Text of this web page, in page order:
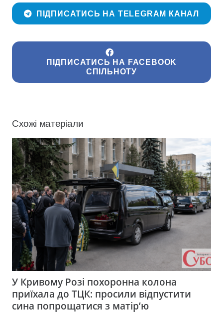
ПІДПИСАТИСЬ НА TELEGRAM КАНАЛ
ПІДПИСАТИСЬ НА FACEBOOK
СПІЛЬНОТУ
Схожі матеріали
У Кривому Розі похоронна колона
приїхала до ТЦК: просили відпустити
сина попрощатися з матір’ю